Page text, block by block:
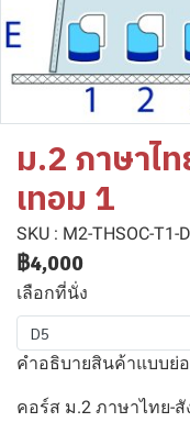
ม.2 ภาษาไ
เทอม 1
SKU : M2-THSOC-T1-
฿4,000
เลือกที่นั่ง
D5
คำอธิบายสินค้าแบบย่อ
คอร์ส ม.2 ภาษาไทย-